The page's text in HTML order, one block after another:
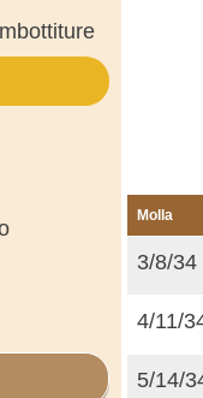
Molla
3/8/34
4/11/
5/14/